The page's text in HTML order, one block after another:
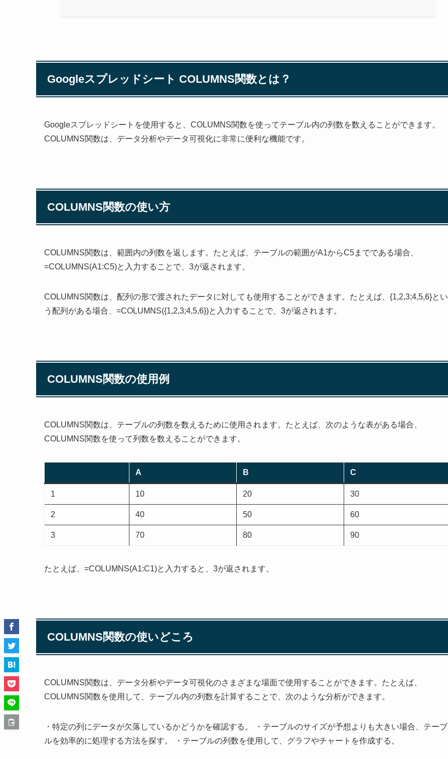
Googleスプレッドシート COLUMNS関数とは？
Googleスプレッドシートを使用すると、COLUMNS関数を使ってテーブル内の列数を数えることができます。
COLUMNS関数は、データ分析やデータ可視化に非常に便利な機能です。
COLUMNS関数の使い方
COLUMNS関数は、範囲内の列数を返します。たとえば、テーブルの範囲がA1からC5までである場合、
=COLUMNS(A1:C5)と入力することで、3が返されます。
COLUMNS関数は、配列の形で渡されたデータに対しても使用することができます。たとえば、{1,2,3;4,5,6}とい
う配列がある場合、=COLUMNS({1,2,3;4,5,6})と入力することで、3が返されます。
COLUMNS関数の使用例
COLUMNS関数は、テーブルの列数を数えるために使用されます。たとえば、次のような表がある場合、
COLUMNS関数を使って列数を数えることができます。
A B C
1 10 20 30
2 40 50 60
3 70 80 90
たとえば、=COLUMNS(A1:C1)と入力すると、3が返されます。
COLUMNS関数の使いどころ
COLUMNS関数は、データ分析やデータ可視化のさまざまな場面で使用することができます。たとえば、
COLUMNS関数を使用して、テーブル内の列数を計算することで、次のような分析ができます。
・特定の列にデータが欠落しているかどうかを確認する。 ・テーブルのサイズが予想よりも大きい場合、テーブ
ルを効率的に処理する方法を探す。 ・テーブルの列数を使用して、グラフやチャートを作成する。